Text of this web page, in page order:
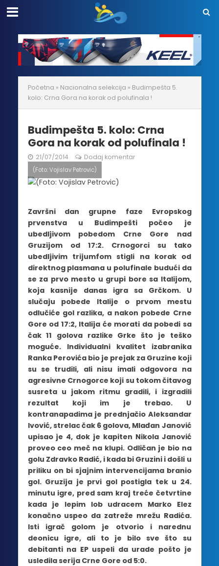
Početna » Nacionalna selekcija » Budimpešta 5.
kolo: Crna Gora na korak od polufinala !
Budimpešta 5. kolo: Crna
Gora na korak od polufinala !
21/07/2014 Dodaj komentar
(Foto: Vojislav Petrovic)
Završni dan grupne faze Evropskog
prvenstva u Budimpešti počeo je
ubedljivom pobedom Crne Gore nad
Gruzijom od 17:2. Crnogorci su tako
ubedljivim trijumfom stigli na korak od
direktnog plasmana u polufinale budući da
se za prvo mesto u grupi bore sa Italijom,
koja kasnije danas igra sa Grčkom. U
slučaju pobede Italije o prvom mestu
odlučiće gol razlika, a nakon pobede Crne
Gore od 17:2, Italija će morati da pobedi sa
čak 11 golova razlike Grke što je teško
moguće. Individualni kvalitet izabranika
Ranka Perovića bio je prejak za Gruzine koji
su se trudili, ali nisu imali odgovora na
agresivne Crnogorce koji su tokom čitavog
susreta u jakom ritmu gradili, i izgradili
rezultat koji im je trebao. U
kontranapadima je prednjačio Aleksandar
Ivović, strelac čak 6 golova, Mlađan Janović
upisao je 4, dok je kapiten Nikola Janović
proveo ceo meč na klupi. Odličan je bio na
golu Zdravko Radić, i kada bi Gruzini i došli u
priliku on bi sjajnim intervencijama branio
gol. Gruzija je prvi gol postigla tek u 24.
minutu igre, pred sam kraj treće četvrtine
kada je lepim lob udracem Marko Elez
konačno uspeo da zatreže mrežu Radića.
Isti igrač golom je otvorio i narednu
deonicu igre, ali to je bilo sve što su
debitanti na EP uspeli da urade pošto je
usledila serija Crne Gore od 5:0.